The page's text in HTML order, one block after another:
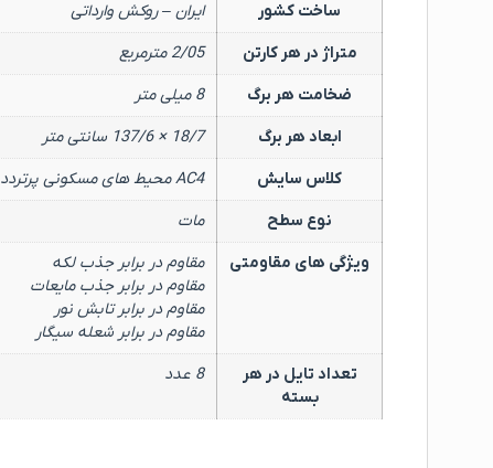
ساخت کشور
ایران – روکش وارداتی
متراژ در هر کارتن
2/05 مترمربع
ضخامت هر برگ
8 میلی متر
ابعاد هر برگ
18/7 × 137/6 سانتی متر
کلاس سایش
AC4 محیط های مسکونی پرتردد و همچنین تجاری و اداری کم تردد
نوع سطح
مات
ویژگی های مقاومتی
مقاوم در برابر جذب لکه
مقاوم در برابر جذب مایعات
مقاوم در برابر تابش نور
مقاوم در برابر شعله سیگار
تعداد تایل در هر
بسته
8 عدد